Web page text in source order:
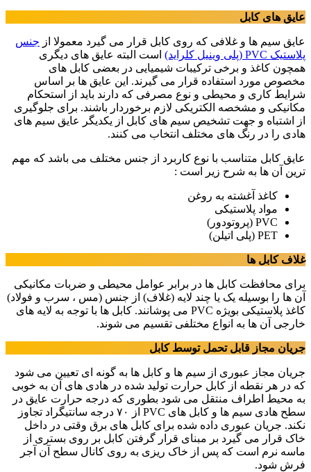
عایق های کابل
عایق سیم ها و غلافی که روی کابل قرار می گیرد معمولا از جنس
پلاستیک PVC (پلی وینیل کلراید)
است البته عایق های دیگری
همچون کاغذ و برخی ترکیبات شیمیایی در بعضی کابل های
مخصوص مورد استفاده قرار می گیرند. این عایق ها بر اساس
شرایط کاری و محیطی و نوع مصرفی که دارند باید از استحکام
مکانیکی و مشخصه الکتریکی لازم برخوردار باشند. برای جلوگیری
از اشتباه و جهت تشخیص سیم های کابل از یکدیگر عایق سیم های
هادی را در رنگ های مختلف انتخاب می کنند.
عایق کابل متناسب با نوع کاربرد از جنس مختلف می باشد که مهم
ترین آن ها به شرح زیر است :
کاغذ آغشته به روغن
مواد پلاستیکی
PVC (پروتودور)
PET (پلی اتیلن)
غلاف کابل ها
برای محافظت کابل ها در برابر عوامل محیطی و ضربات مکانیکی
آن ها را بوسیله یک یا چند لایه (غلاف) از جنس (مس ، سرب و فولاد)
کاغذ پلاستیکی بویژه PVC می پوشانند. کابل ها با توجه به لایه های
خارجی آن ها به انواع مختلفی تقسیم می شوند.
جریان مجاز قابل تحمل توسط کابل
جریان مجاز عبوری از سیم ها و کابل ها به گونه ای تعیین می شود
که در هر نقطه از کابل حرارت تولید شده در هادی های آن به خوبی
به محیط اطراف منتقل می شود بطوری که درجه حرارت عایق در
سطح هادی سیم ها و کابل های PVC از ۷۰ درجه سانتیگراد تجاوز
نکند. جریان عبوری داده شده برای کابل های برق وقتی در داخل
خاک قرار می گیرد بر مبنای قرار گرفتن کابل بر روی بستری از
ماسه نرم است که پس از خاک ریزی به روی کانال سطح آن آجر
فرش شود.